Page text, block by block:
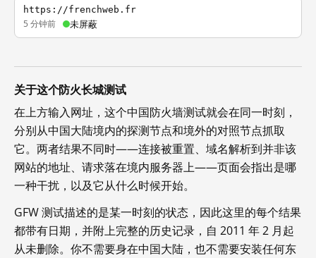
https://frenchweb.fr
5 分钟前 未屏蔽
关于这个防火长城测试
在上方输入网址，这个中国防火墙测试就会在同一时刻，
分别从中国大陆境内的探测节点和境外的对照节点抓取
它。两者结果不同时——连接被重置、域名解析到并非该
网站的地址、请求落在境内服务器上——页面会指出是哪
一种干扰，以及它从什么时候开始。
GFW 测试描述的是某一时刻的状态，因此这里的每个结果
都带有日期，并附上完整的历史记录，自 2011 年 2 月起
从未删除。你不需要身在中国大陆，也不需要安装任何东